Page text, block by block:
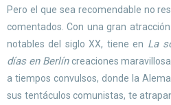
Pero el que sea recomendable no
comentados. Con una gran
notables del siglo XX, tiene en La
días en Berlín creaciones
a tiempos convulsos, donde la
sus tentáculos comunistas, te